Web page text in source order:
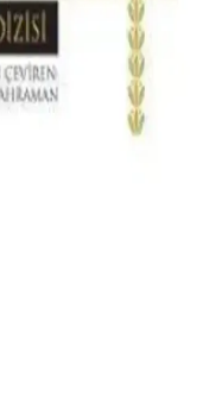
Blanc Sunum
peçetesi, 33x33 cm
sunar, özel günlerde